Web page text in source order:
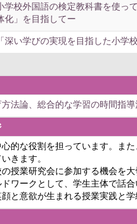
学校外国語の検定教科書を使っ
化」を目指してー
「深い学びの実現を目指した小学
法論、総合的な学習の時間指
的な役割を担っています。ま
きます。
授業研究会に参加する機会を
ワークとして、学生主体で話
と意欲が生まれる授業実践と